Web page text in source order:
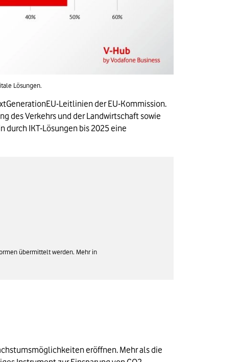
Lösungen.
Leitlinien der EU-Kommission.
des Verkehrs und der Landwirtschaft sowie
durch IKT-Lösungen bis 2025 eine
übermittelt werden. Mehr in
eröffnen. Mehr als die